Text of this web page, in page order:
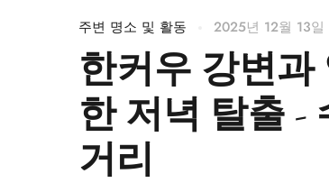
주변 명소 및 활동 2025년 12월 13일
한커우 강변과
한 저녁 탈출 -
거리